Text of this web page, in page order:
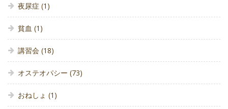
夜尿症 (1)
貧血 (1)
講習会 (18)
オステオパシー (73)
おねしょ (1)